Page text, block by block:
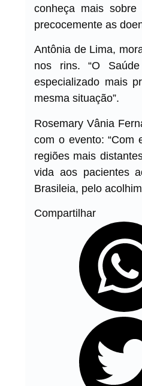
conheça mais
precocemente as
Antônia de Lima,
nos rins. “O
especializado mais
mesma situação”.
Rosemary Vânia
com o evento: “Com
regiões mais
vida aos pacientes
Brasileia, pelo
Compartilhar